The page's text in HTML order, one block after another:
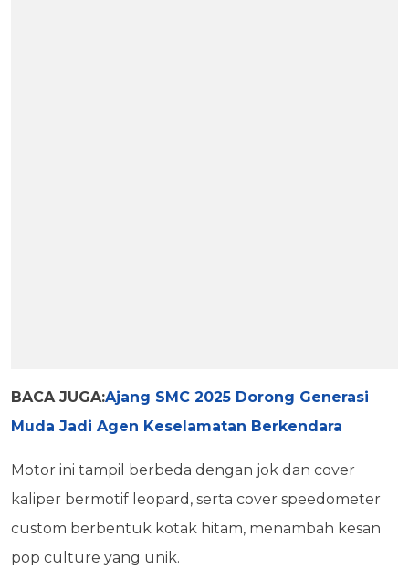
BACA JUGA:Ajang SMC 2025 Dorong Generasi
Muda Jadi Agen Keselamatan Berkendara
Motor ini tampil berbeda dengan jok dan cover
kaliper bermotif leopard, serta cover speedometer
custom berbentuk kotak hitam, menambah kesan
pop culture yang unik.